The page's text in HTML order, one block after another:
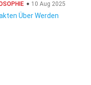
10 Aug 2025
Über Werden